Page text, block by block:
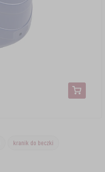
kranik do beczki